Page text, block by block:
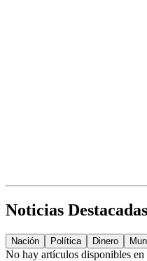
Noticias Destacadas
Nación Política Dinero
No hay artículos disponibles en